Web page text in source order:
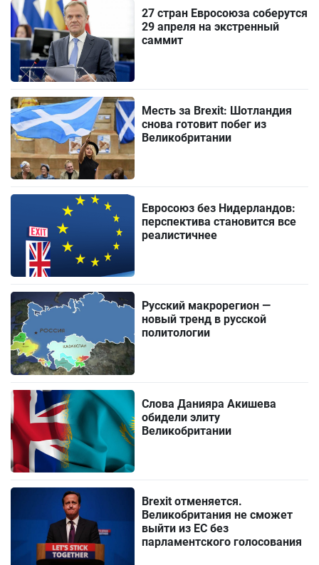
27 стран Евросоюза соберутся
29 апреля на экстренный
саммит
Месть за Brexit: Шотландия
снова готовит побег из
Великобритании
Евросоюз без Нидерландов:
перспектива становится все
реалистичнее
Русский макрорегион —
новый тренд в русской
политологии
Слова Данияра Акишева
обидели элиту
Великобритании
Brexit отменяется.
Великобритания не сможет
выйти из ЕС без
парламентского голосования